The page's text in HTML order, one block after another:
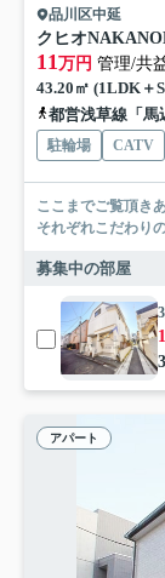
品川区中延
クヒオ
11万円 管理/共
43.20㎡ (1LDK＋
都営浅草線「馬
駐輪場 CATV
ここまでご覧頂きありがとうご
それぞれこだわり
募集中の部屋
アパート